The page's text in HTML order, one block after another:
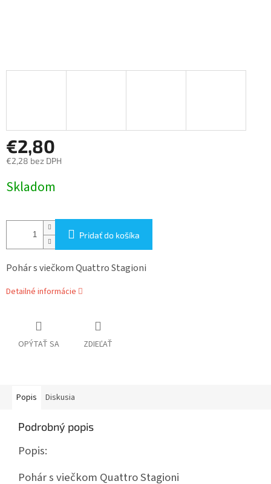
€2,80
€2,28 bez DPH
cena:
Skladom
Pridať do košíka
Pohár s viečkom Quattro Stagioni
Detailné informácie
OPÝTAŤ SA ZDIEĽAŤ
Popis Diskusia
Podrobný popis
Popis:
Pohár s viečkom Quattro Stagioni